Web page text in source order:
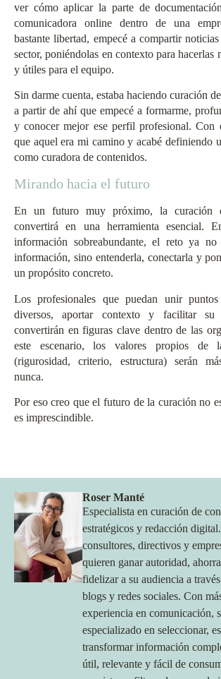
ver cómo aplicar la parte de
comunicadora online dentro de una
bastante libertad, empecé a compartir
sector, poniéndolas en contexto para hacerlas
y útiles para el equipo.
Sin darme cuenta, estaba haciendo curación
a partir de ahí que empecé a formarme,
y conocer mejor ese perfil profesional. Con
que aquel era mi camino y acabé definiendo
como curadora de contenidos.
Mirando hacia el futuro
En un futuro muy próximo, la curación
convertirá en una herramienta esencial.
información sobreabundante, el reto ya no
información, sino entenderla, conectarla y
un propósito concreto.
Los profesionales que puedan unir
diversos, aportar contexto y facilitar su
convertirán en figuras clave dentro de las
este escenario, los valores propios de
(rigurosidad, criterio, estructura) serán
nunca.
Por eso creo que el futuro de la curación no
es imprescindible.
Roser Manté
Especialista en curación de
estratégicos y redacción
consultores, directivos y
quieren ganar autoridad,
fidelizar a su audiencia a
blogs y redes sociales. Con
experiencia en comunicación,
especializado en seleccionar,
transformar información
útil, relevante y fácil de